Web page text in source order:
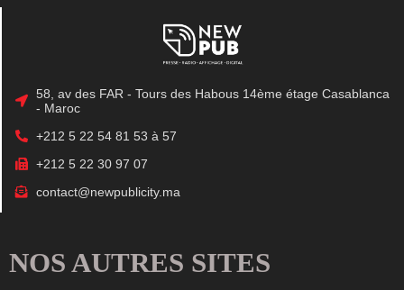
58, av des FAR - Tours des Habous 14ème étage Casablanca
- Maroc
+212 5 22 54 81 53 à 57
+212 5 22 30 97 07
contact@newpublicity.ma
NOS AUTRES SITES